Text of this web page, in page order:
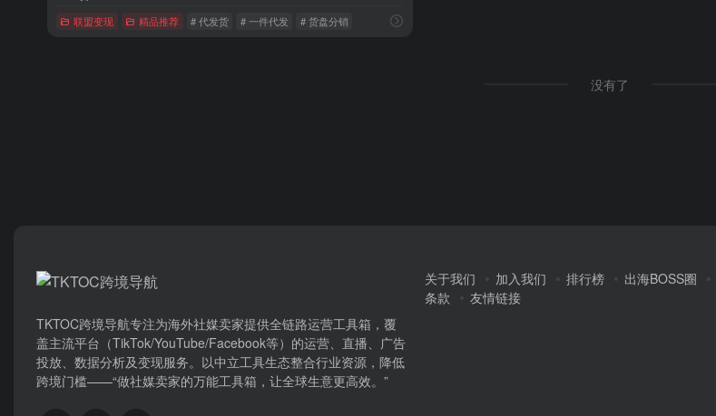
联盟变现 精品推荐 # 代发货 # 一件代发 # 货盘分销
没有了
TKTOC跨境导航​专注为海外社媒卖家提供全链路运营工具箱，覆
盖主流平台（TikTok/YouTube/Facebook等）​的运营、直播、广告
投放、数据分析及变现服务。以中立工具生态整合行业资源，降低
跨境门槛——“做社媒卖家的万能工具箱，让全球生意更高效。”
关于我们 加入我们 排行榜 出海BOSS圈
条款
友情链接